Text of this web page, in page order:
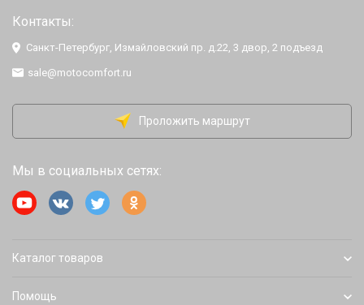
Контакты:
Санкт-Петербург, Измайловский пр. д.22, 3 двор, 2 подъезд
sale@motocomfort.ru
Проложить маршрут
Мы в социальных сетях:
Каталог товаров
Помощь